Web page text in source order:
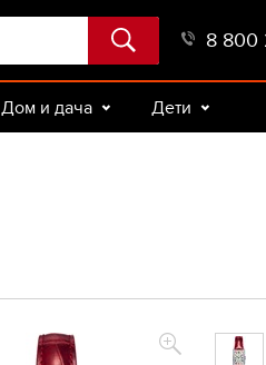
8 800
Дом и дача Дети